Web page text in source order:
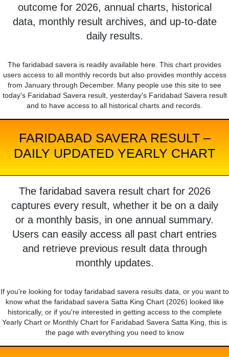
outcome for 2026, annual charts, historical
data, monthly result archives, and up-to-date
daily results.
The faridabad savera is readily available here. This chart provides
users access to all monthly records but also provides monthly access
from January through December. Many people use this site to see
today's Faridabad Savera result, yesterday's Faridabad Savera result
and to have access to all historical charts and records.
FARIDABAD SAVERA RESULT –
DAILY UPDATED YEARLY CHART
The faridabad savera result chart for 2026
captures every result, whether it be on a daily
or a monthly basis, in one annual summary.
Users can easily access all past chart entries
and retrieve previous result data through
monthly updates.
If you're looking for today faridabad savera results data, or you want to
know what the faridabad savera Satta King Chart (2026) looked like
historically, or if you're interested in getting access to the complete
Yearly Chart or Monthly Chart for Faridabad Savera Satta King, this is
the page with everything you need to know